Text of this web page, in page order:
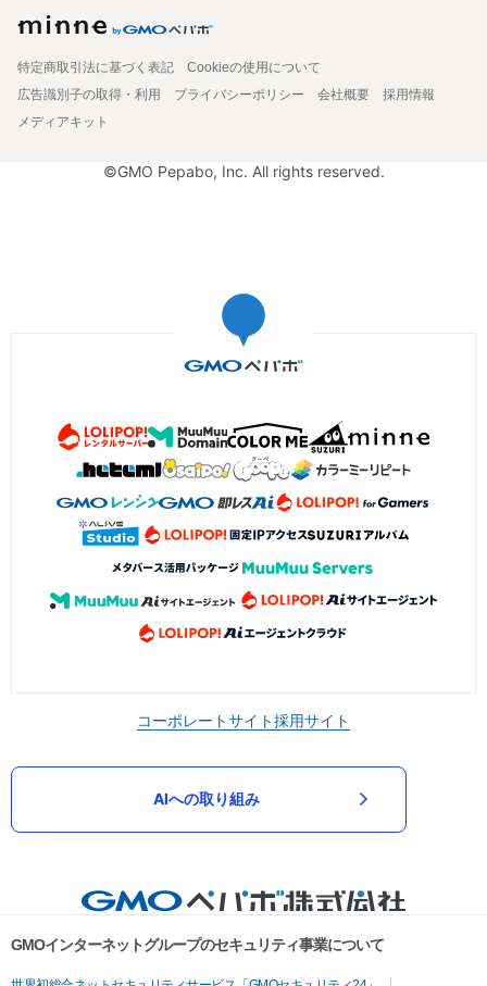
特定商取引法に基づく表記
Cookieの使用について
広告識別子の取得・利用
プライバシーポリシー 会社概要
採用情報
メディアキット
©GMO Pepabo, Inc. All rights reserved.
コーポレートサイト採用サイト
AIへの取り組み
GMOインターネットグループのセキュリティ事業について